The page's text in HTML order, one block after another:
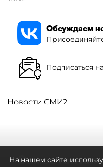
Обсуждаем
Подписаться
Новости СМИ2
На нашем сайте